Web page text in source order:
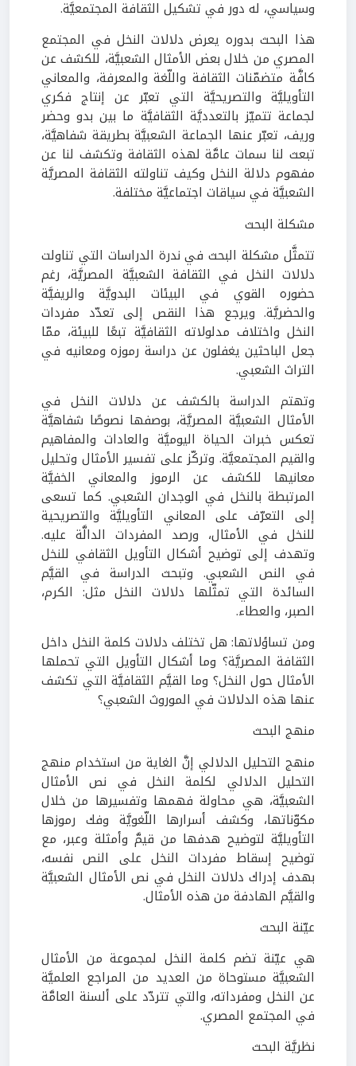
وسياسي، له دور في تشكيل الثقافة المجتمعيَّة.
هذا البحث بدوره يعرض دلالات النخل في المجتمع
المصري من خلال بعض الأمثال الشعبيَّة، للكشف عن
كافَّة متضمّنات الثقافة واللّغة والمعرفة، والمعاني
التأويليَّة والتصريحيَّة التي تعبّر عن إنتاج فكري
لجماعة تتميّز بالتعدديَّة الثقافيَّة ما بين بدو وحضر
وريف، تعبّر عنها الجماعة الشعبيَّة بطريقة شفاهيَّة،
تبعث لنا سمات عامَّة لهذه الثقافة وتكشف لنا عن
مفهوم دلالة النخل وكيف تناولته الثقافة المصريَّة
الشعبيَّة في سياقات اجتماعيَّة مختلفة.
مشكلة البحث
تتمثَّل مشكلة البحث في ندرة الدراسات التي تناولت
دلالات النخل في الثقافة الشعبيَّة المصريَّة، رغم
حضوره القوي في البيئات البدويَّة والريفيَّة
والحضريَّة. ويرجع هذا النقص إلى تعدّد مفردات
النخل واختلاف مدلولاته الثقافيَّة تبعًا للبيئة، ممّا
جعل الباحثين يغفلون عن دراسة رموزه ومعانيه في
التراث الشعبي.
وتهتم الدراسة بالكشف عن دلالات النخل في
الأمثال الشعبيَّة المصريَّة، بوصفها نصوصًا شفاهيَّة
تعكس خبرات الحياة اليوميَّة والعادات والمفاهيم
والقيم المجتمعيَّة. وتركّز على تفسير الأمثال وتحليل
معانيها للكشف عن الرموز والمعاني الخفيَّة
المرتبطة بالنخل في الوجدان الشعبي. كما تسعى
إلى التعرّف على المعاني التأويليَّة والتصريحية
للنخل في الأمثال، ورصد المفردات الدالَّة عليه.
وتهدف إلى توضيح أشكال التأويل الثقافي للنخل
في النص الشعبي. وتبحث الدراسة في القيَّم
السائدة التي تمثّلها دلالات النخل مثل: الكرم،
الصبر، والعطاء.
ومن تساؤلاتها: هل تختلف دلالات كلمة النخل داخل
الثقافة المصريَّة؟ وما أشكال التأويل التي تحملها
الأمثال حول النخل؟ وما القيَّم الثقافيَّة التي تكشف
عنها هذه الدلالات في الموروث الشعبي؟
منهج البحث
منهج التحليل الدلالي إنَّ الغاية من استخدام منهج
التحليل الدلالي لكلمة النخل في نص الأمثال
الشعبيَّة، هي محاولة فهمها وتفسيرها من خلال
مكوّناتها، وكشف أسرارها اللّغويَّة وفك رموزها
التأويليَّة لتوضيح هدفها من قيمَّ وأمثلة وعبر، مع
توضيح إسقاط مفردات النخل على النص نفسه،
بهدف إدراك دلالات النخل في نص الأمثال الشعبيَّة
والقيَّم الهادفة من هذه الأمثال.
عيّنة البحث
هي عيّنة تضم كلمة النخل لمجموعة من الأمثال
الشعبيَّة مستوحاة من العديد من المراجع العلميَّة
عن النخل ومفرداته، والتي تتردّد على ألسنة العامَّة
في المجتمع المصري.
نظريَّة البحث